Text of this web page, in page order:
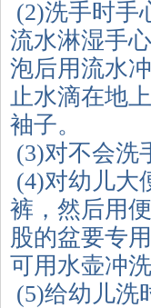
(2)洗手时手
流水淋湿手
泡后用流水
止水滴在地
袖子。
(3)对不会洗
(4)对幼儿大
裤，然后用
股的盆要专
可用水壶冲洗
(5)给幼儿洗